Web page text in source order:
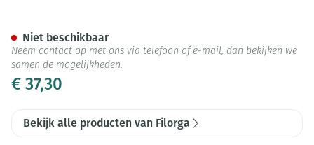
€ 37,30
Niet beschikbaar
Neem contact op met ons via telefoon of e-mail, dan bekijken we
samen de mogelijkheden.
Bekijk alle producten van Filorga